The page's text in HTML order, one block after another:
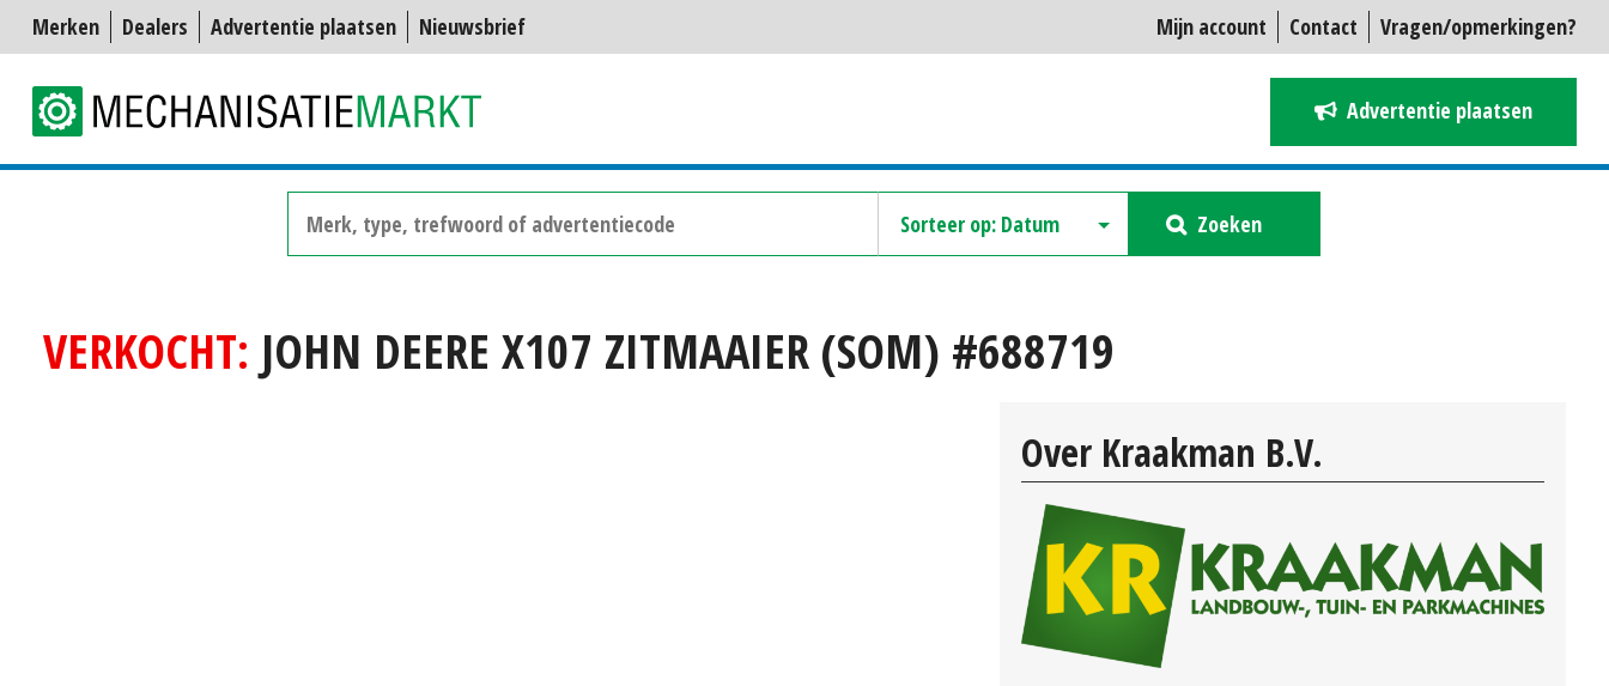
Mijn account Contact Vragen/opmerkingen?
Merken Dealers Advertentie plaatsen Nieuwsbrief
Advertentie plaatsen
Zoeken
VERKOCHT: JOHN DEERE X107 ZITMAAIER (SOM) #688719
Over Kraakman B.V.